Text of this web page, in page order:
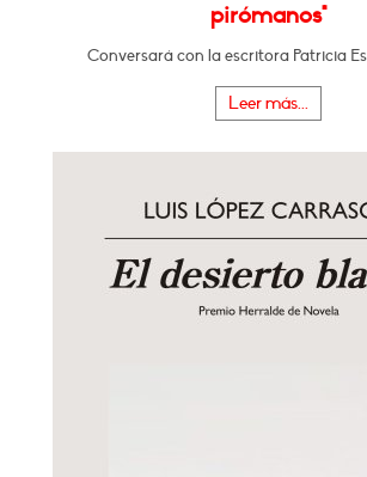
pirómanos"
Conversará con la escritora Patricia
Leer más...